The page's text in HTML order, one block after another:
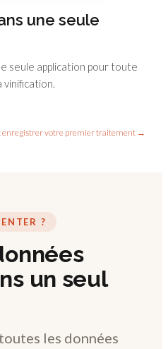
une seule
seule application pour toute
vinification.
enregistrer votre premier traitement →
?
un seul
les données